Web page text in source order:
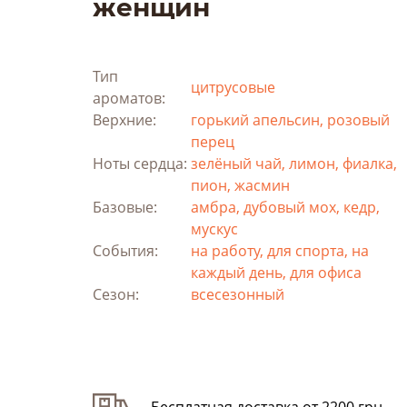
женщин
Тип
ароматов:
цитрусовые
Верхние:
горький апельсин, розовый
перец
Ноты сердца: зелёный чай, лимон, фиалка,
пион, жасмин
Базовые:
амбра, дубовый мох, кедр,
мускус
События:
на работу, для спорта, на
каждый день, для офиса
Сезон:
всесезонный